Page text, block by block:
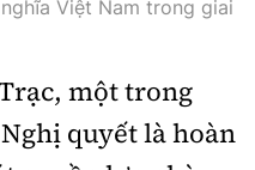
Nga
Tùng,
hành:
Việt Nam trong giai
một trong
quyết là hoàn